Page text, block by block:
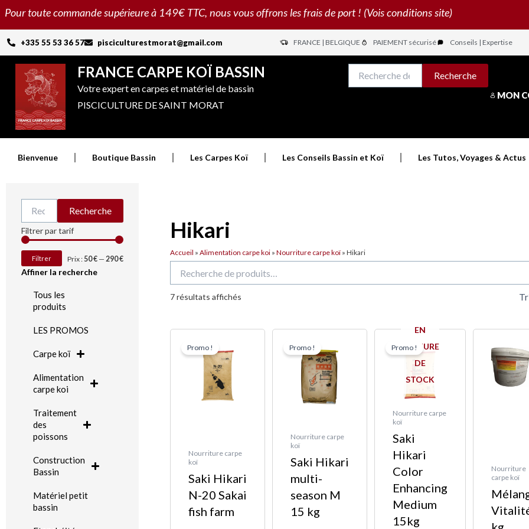
Aller
contenu
Pour toute commande supérieure à 149€ TTC, nous vous offrons les frais de port ! (Vois conditions site)
+335 55 53 36 57 pisciculturestmorat@gmail.com FRANCE | BELGIQUE PAIEMENT sécurisé Conseils | Expertise
FRANCE CARPE KOÏ BASSIN
Votre expert en carpes et matériel de bassin
PISCICULTURE DE SAINT MORAT
pour :
Recherche
MON
Bienvenue Boutique Bassin Les Carpes Koï Les Conseils Bassin et Koï Les Tutos, Voyages & Actus
pour :
Recherche
Filtrer par tarif
min
max
Filtrer Prix : 50 €— 290 €
Affiner la recherche
Tous les
produits
LES PROMOS
Carpe koï
Alimentation
carpe koi
Traitement
des
poissons
Construction
Bassin
Matériel petit
bassin
Hikari
Accueil »Alimentation carpe koi »Nourriture carpe koï»Hikari
pour :
7 résultats affichés
Trié
plus
Promo !
Nourriture carpe
koï
Saki Hikari
N-20 Sakai
fish farm
Promo !
Nourriture carpe
koï
Saki Hikari
multi-
season M
15 kg
prix
initial
prix
actuel
EN
RUPTURE
DE
STOCK
Promo !
Nourriture carpe
koï
Saki
Hikari
Color
Enhancing
Medium
15kg
Nourriture
carpe koï